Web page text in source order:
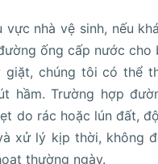
vực nhà vệ sinh, nếu
ống cấp nước cho
giặt, chúng tôi có thể
hầm. Trường hợp
do rác hoặc lún đất,
xử lý kịp thời, không
thường ngày.